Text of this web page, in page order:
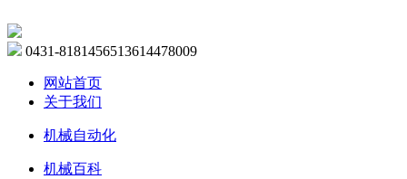
0431-8181456513614478009
网站首页
关于我们
机械自动化
机械百科